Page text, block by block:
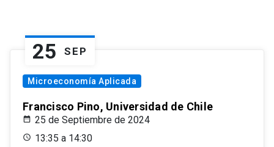
25 SEP
Microeconomía Aplicada
Francisco Pino, Universidad de Chile
25 de Septiembre de 2024
13:35 a 14:30